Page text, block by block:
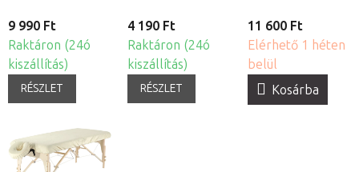
9 990 Ft
Raktáron (24ó
kiszállítás)
RÉSZLET
4 190 Ft
Raktáron (24ó
kiszállítás)
RÉSZLET
11 600 Ft
Elérhető 1 héten
belül
Kosárba